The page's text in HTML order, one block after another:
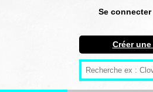
Se connecter
S'inscrire
Créer une
Créer